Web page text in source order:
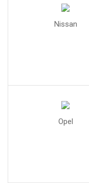
Nissan
Opel